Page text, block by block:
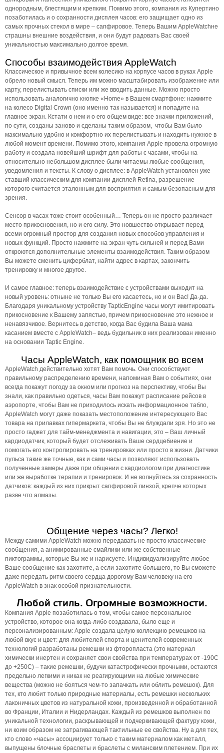
однородным, блестящим и крепким. Помимо этого, компания из Купертино
позаботилась и о сохранности дисплея часов: его защищает одно из
самых прочных стекол в мире – сапфировое. Теперь Вашим AppleWatchне
страшны внешние воздействия, и они будут радовать Вас своей
уникальностью максимально долгое время.
Способы взаимодействия AppleWatch
Классическое и привычное всем колесико на корпусе часов в руках Apple
обрело новый смысл. Теперь им можно масштабировать изображение или
карту, перелистывать списки или же вводить данные. Можно просто
использовать аналогично кнопке «Home» в Вашем смартфоне: нажмите
на колесо Digital Crown (оно именно так называется) и попадите на
главное экран. Кстати о нем и о его общем виде: все значки приложений,
по сути, созданы заново и сделаны таким образом, чтобы Вам было
максимально удобно и комфортно их перелистывать и находить нужное в
любой момент времени. Помимо этого, компания Apple провела огромную
работу и создала новейший шрифт для работы с часами, чтобы на
относительно небольшом дисплее были читаемы любые сообщения,
уведомления и тексты. К слову о дисплее: в AppleWatch установлен уже
ставший классическим для компании дисплей Retina, разрешение
которого считается эталонным для восприятия и самым безопасным для
зрения.
Сенсор в часах тоже стоит особенный… Теперь он не просто различает
место прикосновения, но и его силу. Это новшество открывает перед
всеми огромный простор для создания новых способов управления и
новых функций. Просто нажмите на экран чуть сильней и перед Вами
откроются дополнительные элементы взаимодействия. Таким образом
Вы можете сменить циферблат, найти адрес в картах, закончить
тренировку и многое другое.
И самое главное: теперь взаимодействие с устройствами выходит на
новый уровень: отныне не только Вы его касаетесь, но и он Вас! Да-да.
Благодаря уникальному устройству TapticEngine часы могут имитировать
прикосновение к Вашему запястью, причем прикосновение это нежное и
ненавязчивое. Вернитесь в детство, когда Вас будила Ваша мама
касанием вместе с AppleWatch– ведь будильник в них реализован именно
на основании Taptic Engine.
Часы AppleWatch, как помощник во всем
AppleWatch действительно хотят Вам помочь. Они способствуют
правильному распределению времени, напоминая Вам о событиях, они
всегда покажут погоду за окном или прогноз на перспективу, чтобы Вы
знали, как правильно одеться, часы Вам покажут расписание рейсов в
аэропорте, чтобы Вам не приходилось искать информационное табло,
AppleWatch могут даже показать местоположение интересующего Вас
товара на прилавках гипермаркета, чтобы Вы не блуждали зря. Но это не
просто гаджет для тайм-менеджмента и навигации, это – Ваш личный
кардиодатчик, который будет отслеживать Ваше сердцебиение и
помогать его контролировать на тренировках или просто в жизни. Датчики
пульса такие же точные, как и сами часы и позволяют использовать
полученные замеры даже при общении с кардиологом при диагностике
или же выработке терапии и тренировок. И не волнуйтесь за сохранность
датчиков: каждый из них прикрыт сапфировой линзой, крепче которых
разве что алмазы.
Общение через часы? Легко!
Между самими AppleWatch можно передавать не просто классические
сообщения, а анимированные смайлики или же собственные
пиктограммы, которые Вы же и нарисуете. Индивидуализируйте любое
Ваше сообщение как захотите, а если захотите большего, то Вы сможете
даже передать ритм своего сердца дорогому Вам человеку на его
AppleWatch в знак особой признательности.
Любой стиль. Огромные возможности.
Компания Apple позаботилась о том, чтобы самое персональное
устройство, которое она когда-либо создавала, было еще и
персонализированным: Apple создала целую коллекцию ремешков на
любой вкус и цвет: для любителей спорта и ценителей современных
технологий разработаны ремешки из фторопласта (это материал
химически инертен и сохраняет свои свойства при температурах от -190С
до +250С) – такие ремешки, будучи катастрофически прочными, остаются
предельно легкими и никак не реагирующими на любые химические
вещества (можно не бояться чем-то запачкать или облить ремешок). Для
тех, кто любит только природные материалы, есть ремешки нескольких
лаконичных цветов из натуральной кожи, произведенной и обработанной
во Франции, Италии и Нидерландах. Каждый из ремешков выполнен по
уникальной технологии, раскрывающей и подчеркивающей фактуру кожи,
ни коим образом не затрагивающей тактильные ее свойства. Ну а для тех,
кто слово «часы» ассоциирует только с таким материалом как металл,
выпущены блочные браслеты и браслеты с миланским плетением. При их